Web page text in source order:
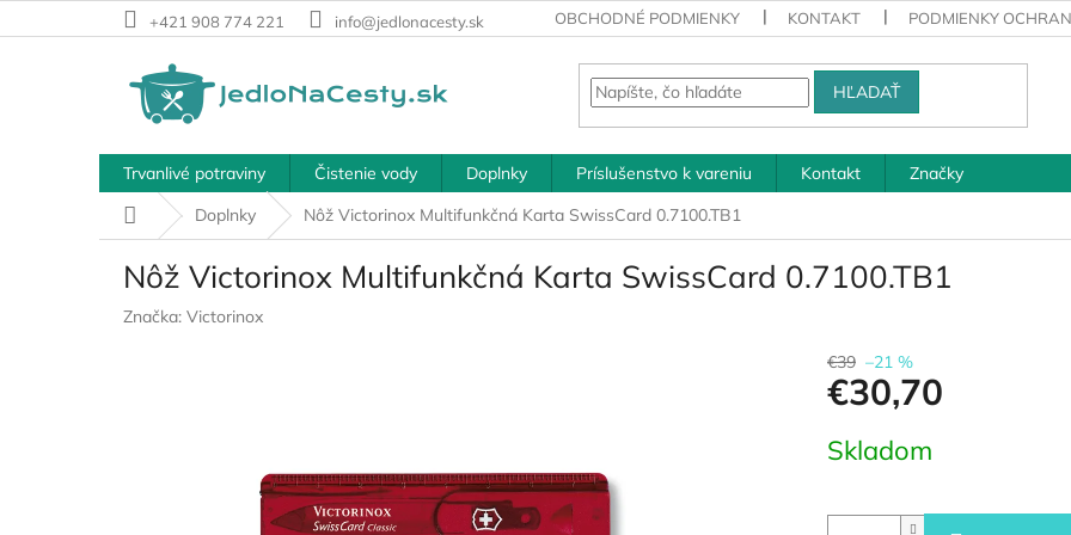
na
+421 908 774 221 info@jedlonacesty.sk OBCHODNÉ PODMIENKY KONTAKT PODMIENKY
HĽADAŤ
Trvanlivé potraviny Čistenie vody Doplnky Príslušenstvo k vareniu Kontakt
Značky
DomovDoplnky Nôž Victorinox Multifunkčná Karta SwissCard 0.7100.TB1
Nôž Victorinox Multifunkčná Karta SwissCard 0.7100.TB1
Značka: Victorinox
€39 –21 %
€30,70
cena:
Skladom